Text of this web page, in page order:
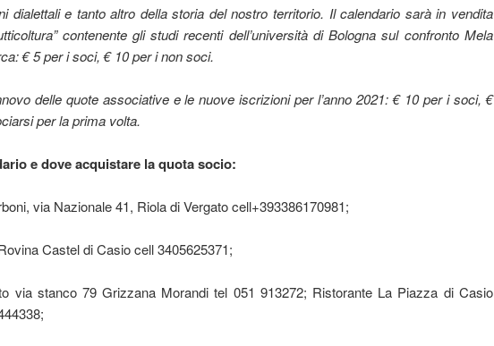
dialettali e tanto altro della storia del nostro territorio. Il calendario sarà in vendita
contenente gli studi recenti dell’università di Bologna sul confronto Mela
€ 5 per i soci, € 10 per i non soci.
delle quote associative e le nuove iscrizioni per l’anno 2021: € 10 per i soci, €
per la prima volta.
e dove acquistare la quota socio:
via Nazionale 41, Riola di Vergato cell+393386170981;
Castel di Casio cell 3405625371;
via stanco 79 Grizzana Morandi tel 051 913272; Ristorante La Piazza di Casio